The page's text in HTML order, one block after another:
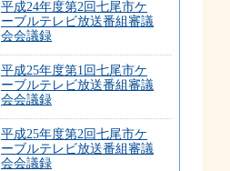
平成24年度第2回七尾市ケ
ーブルテレビ放送番組審議
会会議録
平成25年度第1回七尾市ケ
ーブルテレビ放送番組審議
会会議録
平成25年度第2回七尾市ケ
ーブルテレビ放送番組審議
会会議録